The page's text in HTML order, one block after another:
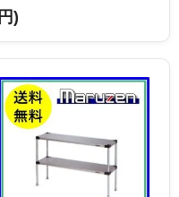
円)